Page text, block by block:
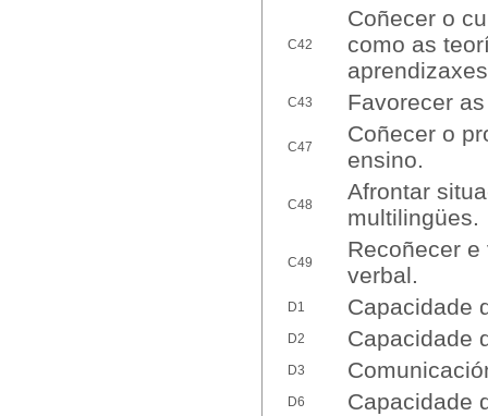
C42
Coñecer o
como as
C43 Favorecer
C47
Coñecer o
ensino.
C48
Afrontar
multilingües.
C49
Recoñecer
verbal.
D1 Capacidade
D2 Capacidade
D3
D6 Capacidade